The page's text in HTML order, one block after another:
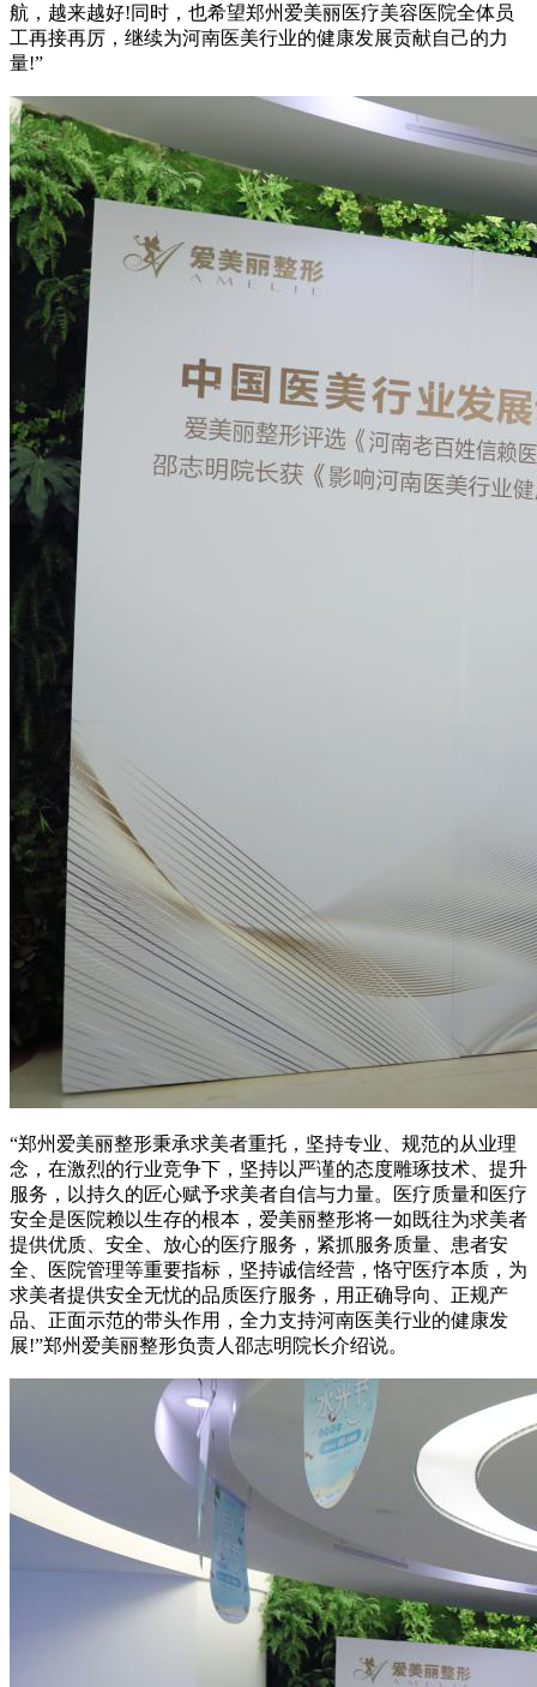
航，越来越好!同时，也希望郑州爱美丽医疗美容医院全体员
工再接再厉，继续为河南医美行业的健康发展贡献自己的力
量!”
“郑州爱美丽整形秉承求美者重托，坚持专业、规范的从业理
念，在激烈的行业竞争下，坚持以严谨的态度雕琢技术、提升
服务，以持久的匠心赋予求美者自信与力量。医疗质量和医疗
安全是医院赖以生存的根本，爱美丽整形将一如既往为求美者
提供优质、安全、放心的医疗服务，紧抓服务质量、患者安
全、医院管理等重要指标，坚持诚信经营，恪守医疗本质，为
求美者提供安全无忧的品质医疗服务，用正确导向、正规产
品、正面示范的带头作用，全力支持河南医美行业的健康发
展!”郑州爱美丽整形负责人邵志明院长介绍说。